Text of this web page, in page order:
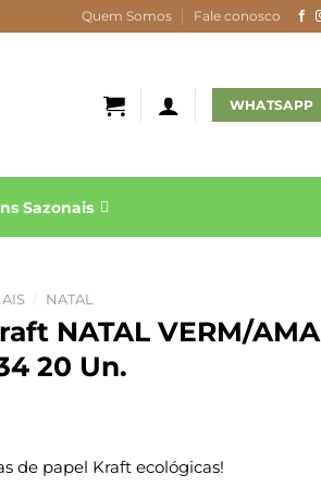
Quem Somos Fale conosco
WHATSAPP
Sazonais
NATAL
NATAL VERM/AMA
20 Un.
de papel Kraft ecológicas!